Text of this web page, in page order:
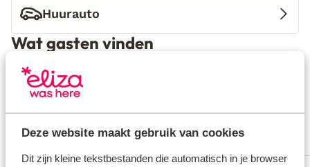
Deze website maakt gebruik van cookies
Dit zijn kleine tekstbestanden die automatisch in je browser
Huurauto
Wat gasten vinden
Dit zijn 100% echte beoordelingen van reizigers die
jou voorgingen.
9.2 Fantastisch
5 ervaringen